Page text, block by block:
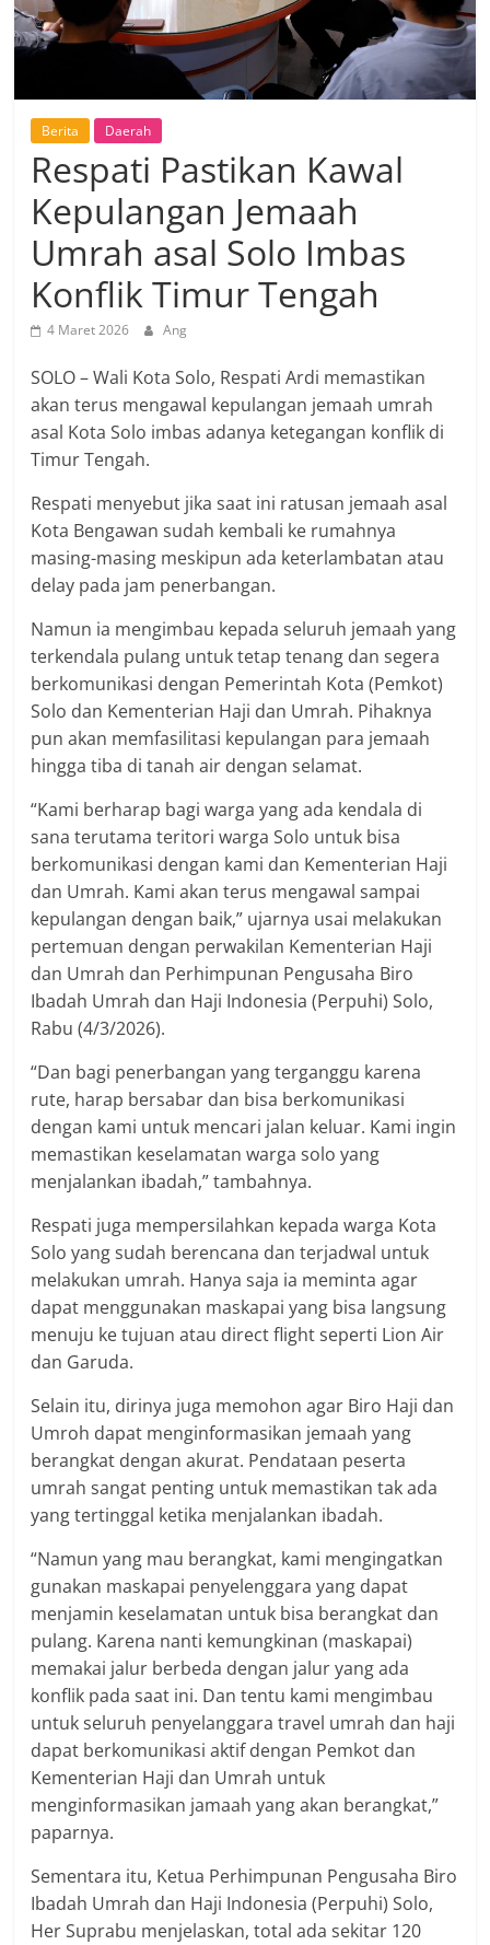
Berita Daerah
Respati Pastikan Kawal
Kepulangan Jemaah
Umrah asal Solo Imbas
Konflik Timur Tengah
4 Maret 2026 Ang
SOLO – Wali Kota Solo, Respati Ardi memastikan
akan terus mengawal kepulangan jemaah umrah
asal Kota Solo imbas adanya ketegangan konflik di
Timur Tengah.
Respati menyebut jika saat ini ratusan jemaah asal
Kota Bengawan sudah kembali ke rumahnya
masing-masing meskipun ada keterlambatan atau
delay pada jam penerbangan.
Namun ia mengimbau kepada seluruh jemaah yang
terkendala pulang untuk tetap tenang dan segera
berkomunikasi dengan Pemerintah Kota (Pemkot)
Solo dan Kementerian Haji dan Umrah. Pihaknya
pun akan memfasilitasi kepulangan para jemaah
hingga tiba di tanah air dengan selamat.
“Kami berharap bagi warga yang ada kendala di
sana terutama teritori warga Solo untuk bisa
berkomunikasi dengan kami dan Kementerian Haji
dan Umrah. Kami akan terus mengawal sampai
kepulangan dengan baik,” ujarnya usai melakukan
pertemuan dengan perwakilan Kementerian Haji
dan Umrah dan Perhimpunan Pengusaha Biro
Ibadah Umrah dan Haji Indonesia (Perpuhi) Solo,
Rabu (4/3/2026).
“Dan bagi penerbangan yang terganggu karena
rute, harap bersabar dan bisa berkomunikasi
dengan kami untuk mencari jalan keluar. Kami ingin
memastikan keselamatan warga solo yang
menjalankan ibadah,” tambahnya.
Respati juga mempersilahkan kepada warga Kota
Solo yang sudah berencana dan terjadwal untuk
melakukan umrah. Hanya saja ia meminta agar
dapat menggunakan maskapai yang bisa langsung
menuju ke tujuan atau direct flight seperti Lion Air
dan Garuda.
Selain itu, dirinya juga memohon agar Biro Haji dan
Umroh dapat menginformasikan jemaah yang
berangkat dengan akurat. Pendataan peserta
umrah sangat penting untuk memastikan tak ada
yang tertinggal ketika menjalankan ibadah.
“Namun yang mau berangkat, kami mengingatkan
gunakan maskapai penyelenggara yang dapat
menjamin keselamatan untuk bisa berangkat dan
pulang. Karena nanti kemungkinan (maskapai)
memakai jalur berbeda dengan jalur yang ada
konflik pada saat ini. Dan tentu kami mengimbau
untuk seluruh penyelanggara travel umrah dan haji
dapat berkomunikasi aktif dengan Pemkot dan
Kementerian Haji dan Umrah untuk
menginformasikan jamaah yang akan berangkat,”
paparnya.
Sementara itu, Ketua Perhimpunan Pengusaha Biro
Ibadah Umrah dan Haji Indonesia (Perpuhi) Solo,
Her Suprabu menjelaskan, total ada sekitar 120